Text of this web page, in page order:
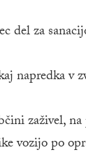
del za
napredka v
zaživel,
vozijo po